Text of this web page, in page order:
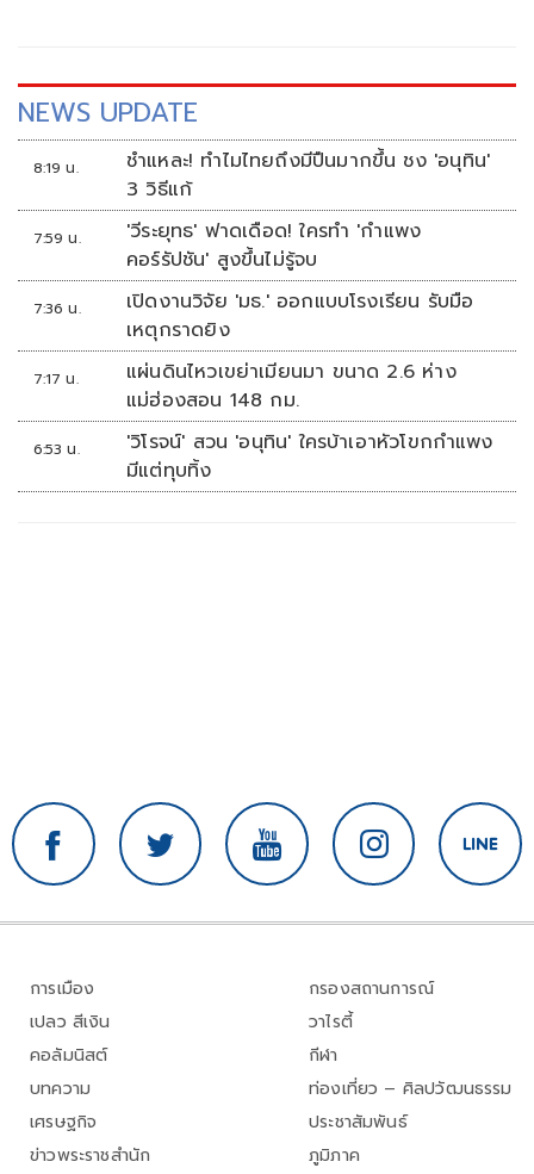
NEWS UPDATE
8:19 น.
ชำแหละ! ทำไมไทยถึงมีปืนมากขึ้น ชง 'อนุทิน'
3 วิธีแก้
7:59 น.
'วีระยุทธ' ฟาดเดือด! ใครทำ 'กำแพง
คอร์รัปชัน' สูงขึ้นไม่รู้จบ
7:36 น.
เปิดงานวิจัย 'มธ.' ออกแบบโรงเรียน รับมือ
เหตุกราดยิง
7:17 น.
แผ่นดินไหวเขย่าเมียนมา ขนาด 2.6 ห่าง
แม่ฮ่องสอน 148 กม.
6:53 น.
'วิโรจน์' สวน 'อนุทิน' ใครบ้าเอาหัวโขกกำแพง
มีแต่ทุบทิ้ง
การเมือง
เปลว สีเงิน
คอลัมนิสต์
บทความ
เศรษฐกิจ
ข่าวพระราชสำนัก
กรองสถานการณ์
วาไรตี้
กีฬา
ท่องเที่ยว – ศิลปวัฒนธรรม
ประชาสัมพันธ์
ภูมิภาค